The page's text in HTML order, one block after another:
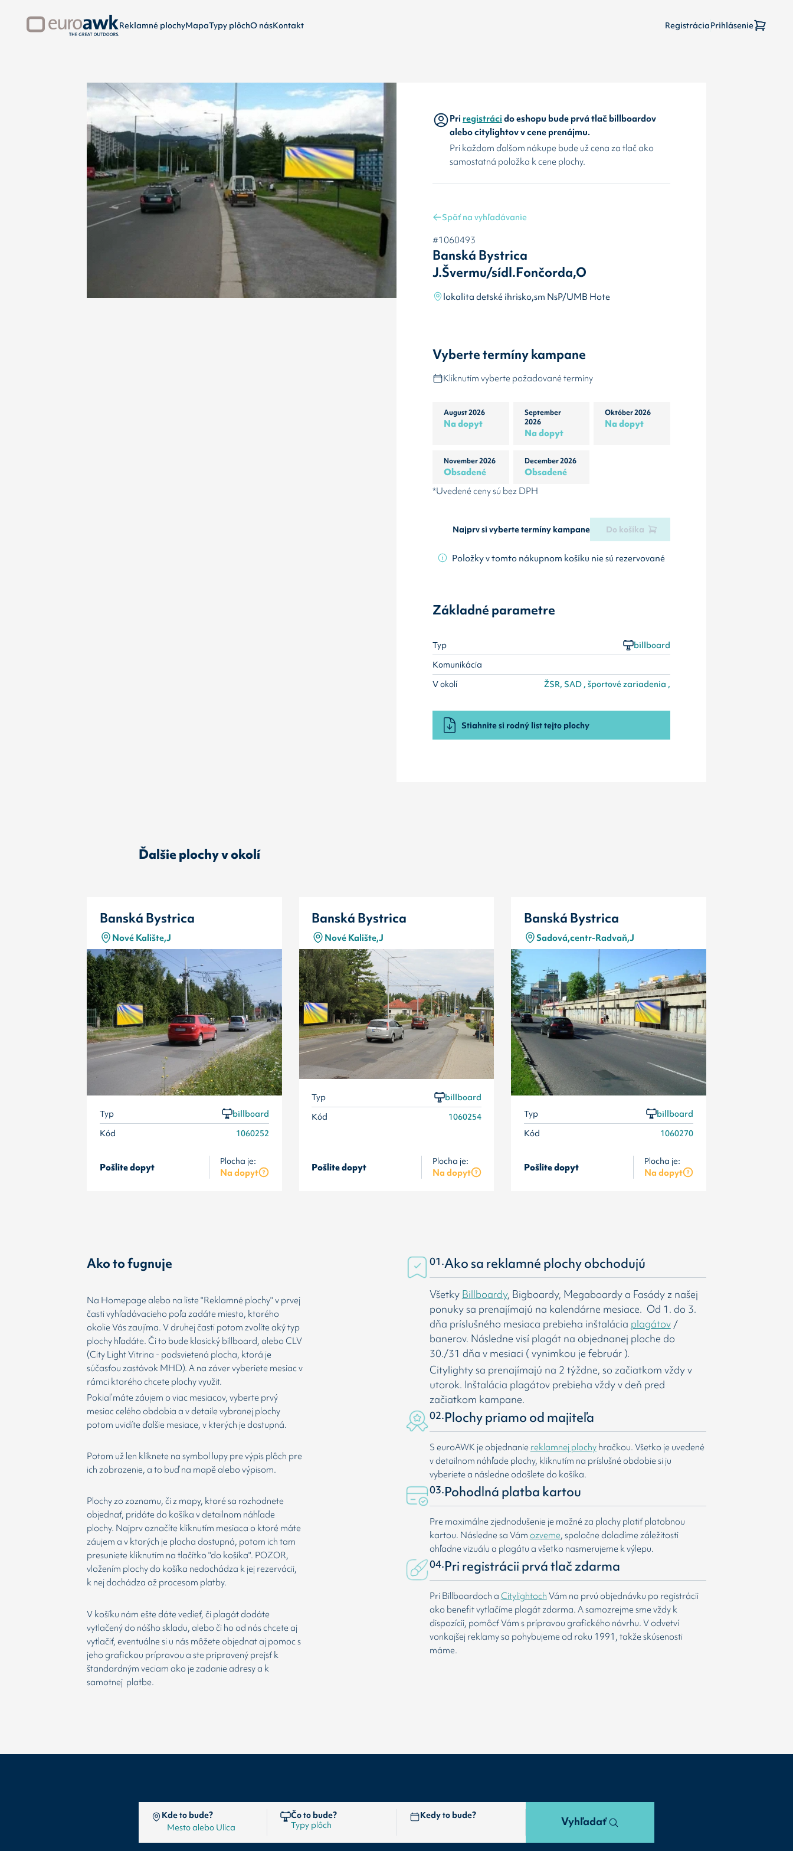
Reklamné plochyMapaTypy plôchO násKontakt RegistráciaPrihlásenie
Priregistrácido eshopu bude prvá tlač billboardov
alebo citylightov v cene prenájmu.
Pri každom ďalšom nákupe bude už cena za tlač ako
samostatná položka k cene plochy.
Späť na vyhľadávanie
#1060493
Banská Bystrica
J.Švermu/sídl.Fončorda,O
lokalita detské ihrisko,sm NsP/UMB Hote
Vyberte termíny kampane
Kliknutím vyberte požadované termíny
August 2026
Na dopyt
September
2026
Na dopyt
Október 2026
Na dopyt
November 2026
Obsadené
December 2026
Obsadené
*Uvedené ceny sú bez DPH
Najprv si vyberte termíny kampane Do košíka
Položky v tomto nákupnom košíku nie sú rezervované
Základné parametre
Typ
billboard
Komunikácia
V okolí
ŽSR, SAD , športové zariadenia ,
Stiahnite si rodný list tejto plochy
Ďalšie plochy v okolí
Banská Bystrica
Nové Kalište,J
Typ
billboard
Kód
1060252
Pošlite dopyt Plocha je:
Na dopyt
Banská Bystrica
Nové Kalište,J
Typ
billboard
Kód
1060254
Pošlite dopyt Plocha je:
Na dopyt
Banská Bystrica
Sadová,centr-Radvaň,J
Typ
billboard
Kód
1060270
Pošlite dopyt Plocha je:
Na dopyt
Ako to fugnuje
Na Homepage alebo na liste "Reklamné plochy" v prvej
časti vyhľadávacieho poľa zadáte miesto, ktorého
okolie Vás zaujíma. V druhej časti potom zvolíte aký typ
plochy hľadáte. Či to bude klasický billboard, alebo CLV
(City Light Vitrina - podsvietená plocha, ktorá je
súčasťou zastávok MHD). A na záver vyberiete mesiac v
rámci ktorého chcete plochy využit.
Pokiaľ máte záujem o viac mesiacov, vyberte prvý
mesiac celého obdobia a v detaile vybranej plochy
potom uvidíte ďalšie mesiace, v kterých je dostupná.
Potom už len kliknete na symbol lupy pre výpis plôch pre
ich zobrazenie, a to buď na mapě alebo výpisom.
Plochy zo zoznamu, či z mapy, ktoré sa rozhodnete
objednať, pridáte do košíka v detailnom náhľade
plochy. Najprv označíte kliknutím mesiaca o ktoré máte
záujem a v ktorých je plocha dostupná, potom ich tam
presuniete kliknutím na tlačítko "do košíka". POZOR,
vložením plochy do košíka nedochádza k jej rezervácii,
k nej dochádza až procesom platby.
V košíku nám ešte dáte vedieť, či plagát dodáte
vytlačený do nášho skladu, alebo či ho od nás chcete aj
vytlačiť, eventuálne si u nás môžete objednat aj pomoc s
jeho grafickou prípravou a ste pripravený prejsť k
štandardným veciam ako je zadanie adresy a k
samotnej platbe.
01.Ako sa reklamné plochy obchodujú
Všetky Billboardy, Bigboardy, Megaboardy a Fasády z našej
ponuky sa prenajímajú na kalendárne mesiace. Od 1. do 3.
dňa príslušného mesiaca prebieha inštalácia plagátov/
banerov. Následne visí plagát na objednanej ploche do
30./31 dňa v mesiaci ( vynimkou je február ).
Citylighty sa prenajímajú na 2 týždne, so začiatkom vždy v
utorok. Inštalácia plagátov prebieha vždy v deň pred
začiatkom kampane.
02.Plochy priamo od majiteľa
S euroAWK je objednanie reklamnej plochyhračkou. Všetko je uvedené
v detailnom náhľade plochy, kliknutím na príslušné obdobie si ju
vyberiete a následne odošlete do košíka.
03.Pohodlná platba kartou
Pre maximálne zjednodušenie je možné za plochy platiť platobnou
kartou. Následne sa Vámozveme, spoločne doladíme záležitosti
ohľadne vizuálu a plagátu a všetko nasmerujeme k výlepu.
04.Pri registrácii prvá tlač zdarma
Pri Billboardoch aCitylightochVám na prvú objednávku po registrácii
ako benefit vytlačíme plagát zdarma. A samozrejme sme vždy k
dispozícii, pomôcť Vám s prípravou grafického návrhu. V odvetví
vonkajšej reklamy sa pohybujeme od roku 1991, takže skúsenosti
máme.
Kde to bude? Čo to bude? Kedy to bude? Vyhľadať